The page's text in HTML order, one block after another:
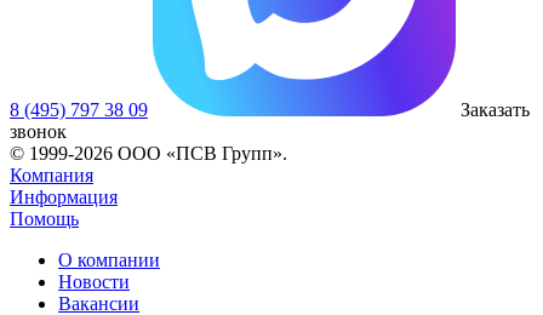
8 (495) 797 38 09
Заказать
звонок
© 1999-2026 ООО «ПСВ Групп».
Компания
Информация
Помощь
О компании
Новости
Вакансии